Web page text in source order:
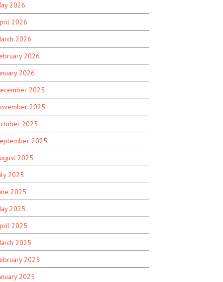
2026
2026
2026
2026
2026
2025
2025
2025
2025
2025
2025
2025
2025
2025
2025
2025
2025